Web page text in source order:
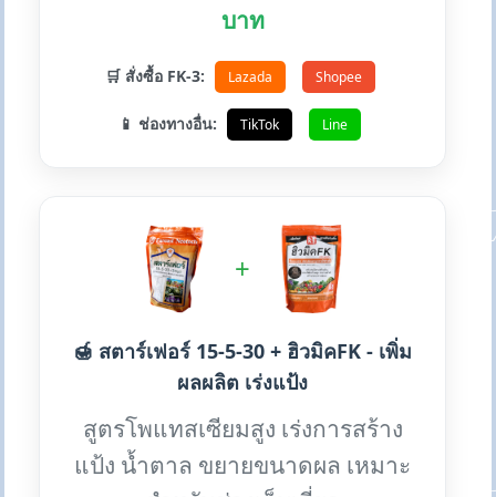
บาท
🛒 สั่งซื้อ FK-3: Lazada Shopee
📱 ช่องทางอื่น: TikTok Line
+
🍯 สตาร์เฟอร์ 15-5-30 + ฮิวมิคFK - เพิ่ม
ผลผลิต เร่งแป้ง
สูตรโพแทสเซียมสูง เร่งการสร้าง
แป้ง น้ำตาล ขยายขนาดผล เหมาะ